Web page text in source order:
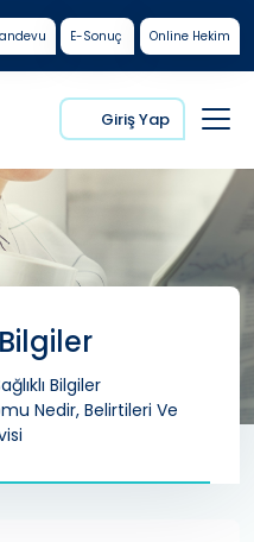
E-Sonuç Online Hekim
Giriş Yap
Bilgiler
Nedir, Belirtileri Ve